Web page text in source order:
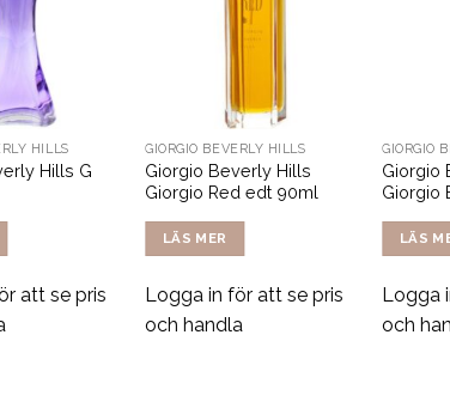
HILLS
Hills G
att se pris
GIORGIO BEVERLY HILLS
Giorgio Beverly Hills
Giorgio Red edt 90ml
LÄS MER
Logga in för att se pris
och handla
GIORGIO
Giorgio
Giorgio
LÄS
Logga
och